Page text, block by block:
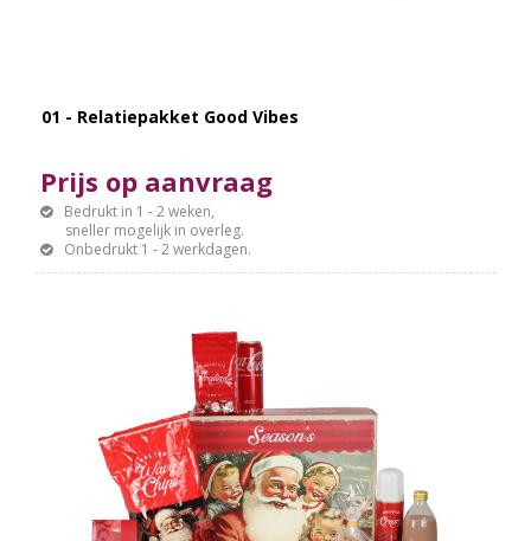
01 - Relatiepakket Good Vibes
Prijs op aanvraag
Bedrukt in 1 - 2 weken,
sneller mogelijk in overleg.
Onbedrukt 1 - 2 werkdagen.